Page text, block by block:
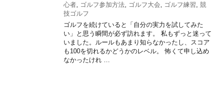
心者
ゴルフ参加方法 ゴルフ大会 ゴルフ練習 競
技ゴルフ
ゴルフを続けていると「自分の実力を試してみた
い」と思う瞬間が必ず訪れます。 私もずっと迷って
いました。ルールもあまり知らなかったし、スコア
も100を切れるかどうかのレベル。 怖くて申し込め
なかったけれ …